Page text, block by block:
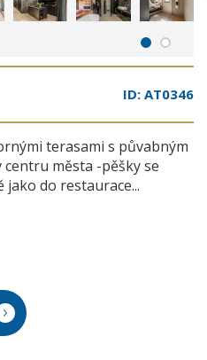
ID: AT0346
terasami s půvabným
města -pěšky se
do restaurace...